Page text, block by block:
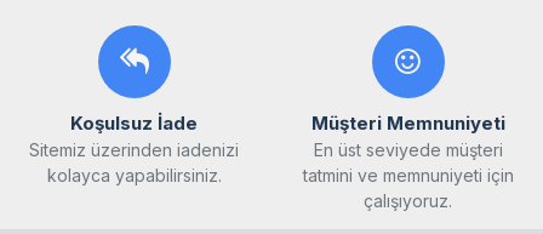
Koşulsuz İade
Sitemiz üzerinden iadenizi
kolayca yapabilirsiniz.
Müşteri Memnuniyeti
En üst seviyede müşteri
tatmini ve memnuniyeti için
çalışıyoruz.